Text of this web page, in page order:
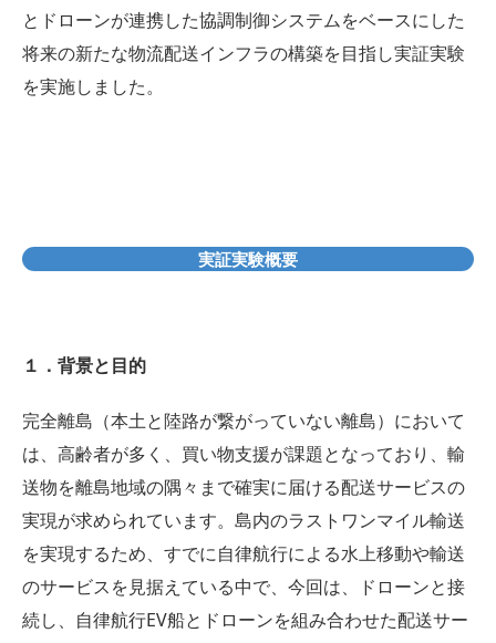
とドローンが連携した協調制御システムをベースにした
将来の新たな物流配送インフラの構築を目指し実証実験
を実施しました。
実証実験概要
１．背景と目的
完全離島（本土と陸路が繋がっていない離島）において
は、高齢者が多く、買い物支援が課題となっており、輸
送物を離島地域の隅々まで確実に届ける配送サービスの
実現が求められています。島内のラストワンマイル輸送
を実現するため、すでに自律航行による水上移動や輸送
のサービスを見据えている中で、今回は、ドローンと接
続し、自律航行EV船とドローンを組み合わせた配送サー